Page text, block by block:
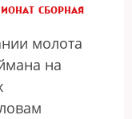
сборная
молота
на